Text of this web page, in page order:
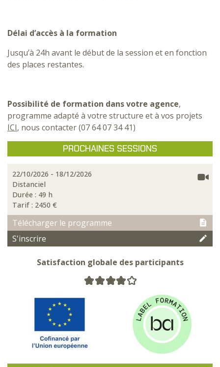
Délai d’accès à la formation
Jusqu’à 24h avant le début de la session et en fonction
des places restantes.
Possibilité de formation dans votre agence,
programme adapté à votre structure et à vos projets
ICI, nous contacter (07 64 07 34 41)
PROCHAINES SESSIONS
22/10/2026 - 18/12/2026
Distanciel
Durée : 49 h
Tarif : 2450 €
Télécharger le programme
S'inscrire
Satisfaction globale des participants